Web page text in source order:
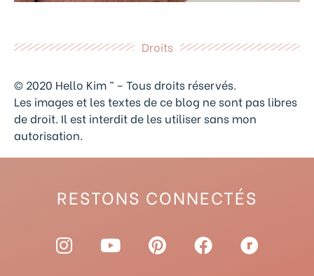
Droits
© 2020 Hello Kim ™ – Tous droits réservés.
Les images et les textes de ce blog ne sont pas libres
de droit. Il est interdit de les utiliser sans mon
autorisation.
RESTONS CONNECTÉS
I
n
Y
o
P
i
F
a
R
a